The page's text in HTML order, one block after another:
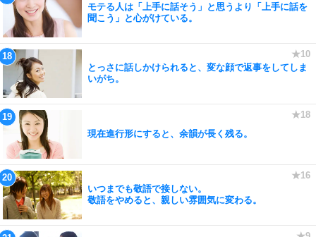
モテる人は「上手に話そう」と思うより「上手に話を
聞こう」と心がけている。
とっさに話しかけられると、変な顔で返事をしてしま
いがち。
現在進行形にすると、余韻が長く残る。
いつまでも敬語で接しない。
敬語をやめると、親しい雰囲気に変わる。